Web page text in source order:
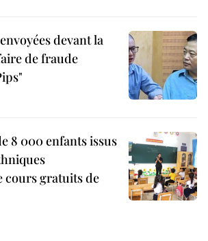
devant la
de fraude
8 000 enfants issus
cours gratuits de